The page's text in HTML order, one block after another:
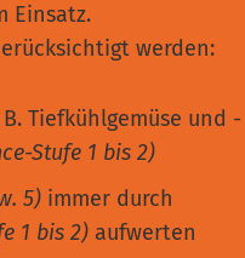
Einsatz.
werden:
Tiefkühlgemüse und -
Stufe 1 bis 2)
5) immer durch
1 bis 2) aufwerten